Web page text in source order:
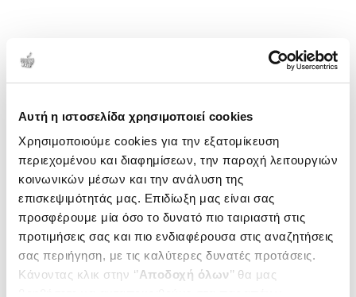
Αυτή η ιστοσελίδα χρησιμοποιεί cookies
Χρησιμοποιούμε cookies για την εξατομίκευση
περιεχομένου και διαφημίσεων, την παροχή λειτουργιών
κοινωνικών μέσων και την ανάλυση της
επισκεψιμότητάς μας. Επιδίωξη μας είναι σας
προσφέρουμε μία όσο το δυνατό πιο ταιριαστή στις
προτιμήσεις σας και πιο ενδιαφέρουσα στις αναζητήσεις
σας περιήγηση, με τις καλύτερες δυνατές προτάσεις.
Κάνοντας κλικ στην ‘’Αποδοχή όλων’’ θα μας